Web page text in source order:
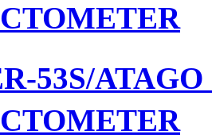
53S/